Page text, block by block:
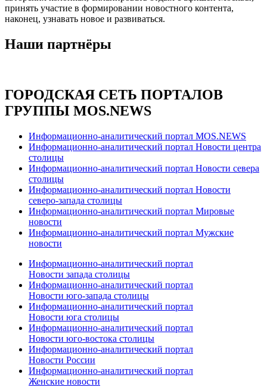
принять участие в формировании новостного контента,
наконец, узнавать новое и развиваться.
Наши партнёры
ГОРОДСКАЯ СЕТЬ ПОРТАЛОВ
ГРУППЫ MOS.NEWS
Информационно-аналитический портал MOS.NEWS
Информационно-аналитический портал Новости центра
столицы
Информационно-аналитический портал Новости севера
столицы
Информационно-аналитический портал Новости
северо-запада столицы
Информационно-аналитический портал Мировые
новости
Информационно-аналитический портал Мужские
новости
Информационно-аналитический портал
Новости запада столицы
Информационно-аналитический портал
Новости юго-запада столицы
Информационно-аналитический портал
Новости юга столицы
Информационно-аналитический портал
Новости юго-востока столицы
Информационно-аналитический портал
Новости России
Информационно-аналитический портал
Женские новости